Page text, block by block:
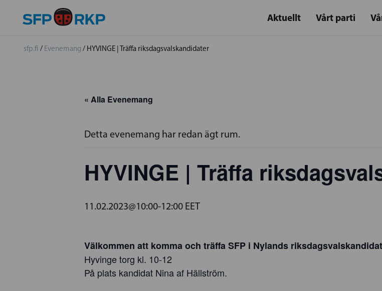
Aktuellt Vårt parti
sfp.fi / Evenemang / HYVINGE | Träffa riksdagsvalskandidater
« Alla Evenemang
Detta evenemang har redan ägt rum.
HYVINGE | Träffa
11.02.2023@10:00-12:00 EET
Välkommen att komma och träffa SFP i Nylands
Hyvinge torg kl. 10-12
På plats kandidat Nina af Hällström.